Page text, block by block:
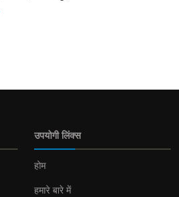
उपयोगी लिंक्स
होम
हमारे बारे में